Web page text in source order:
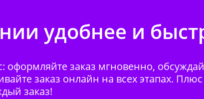
удобнее и
оформляйте заказ мгновенно,
заказ онлайн на всех этапах.
заказ!